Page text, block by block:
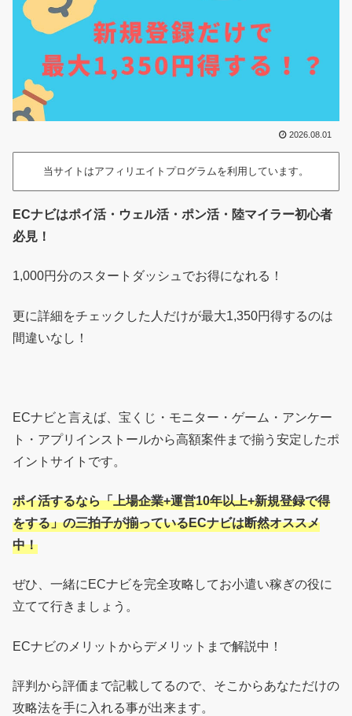
2026.08.01
当サイトはアフィリエイトプログラムを利用しています。
ECナビはポイ活・ウェル活・ポン活・陸マイラー初心者
必見！
1,000円分のスタートダッシュでお得になれる！
更に詳細をチェックした人だけが最大1,350円得するのは
間違いなし！
ECナビと言えば、宝くじ・モニター・ゲーム・アンケー
ト・アプリインストールから高額案件まで揃う安定したポ
イントサイトです。
ポイ活するなら「上場企業+運営10年以上+新規登録で得
をする」の三拍子が揃っているECナビは断然オススメ
中！
ぜひ、一緒にECナビを完全攻略してお小遣い稼ぎの役に
立てて行きましょう。
ECナビのメリットからデメリットまで解説中！
評判から評価まで記載してるので、そこからあなただけの
攻略法を手に入れる事が出来ます。